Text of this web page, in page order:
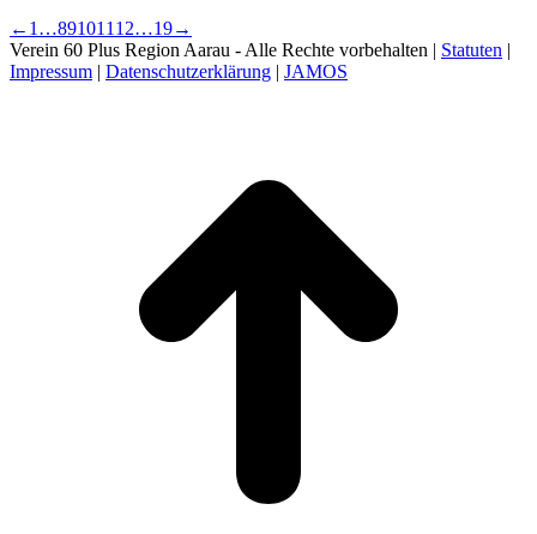
← 1 …891011 12…19→
Verein 60 Plus Region Aarau - Alle Rechte vorbehalten | Statuten |
Impressum | Datenschutzerklärung | JAMOS